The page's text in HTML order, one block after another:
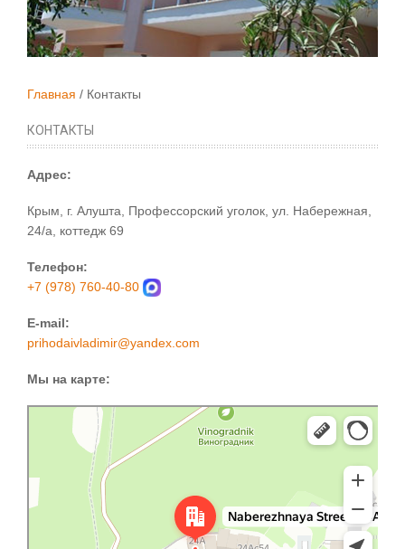
Главная Контакты
КОНТАКТЫ
Адрес:
Крым, г. Алушта, Профессорский уголок, ул. Набережная,
24/а, коттедж 69
Телефон:
+7 (978) 760-40-80
E-mail:
prihodaivladimir@yandex.com
Мы на карте:
Яндекс Карты
Набережная улица, 24А — Яндекс Карты